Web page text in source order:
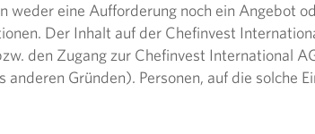
eine Aufforderung noch ein Angebot
Der Inhalt auf der Chefinvest
den Zugang zur Chefinvest International
Gründen). Personen, auf die solche